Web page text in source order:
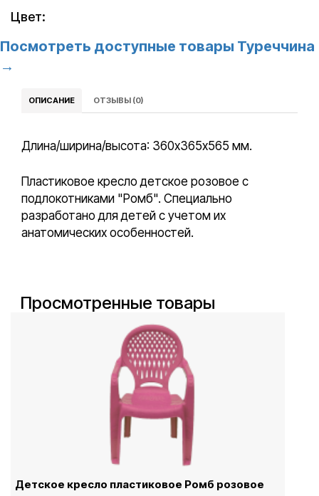
Цвет:
Посмотреть доступные товары Туреччина
→
ОПИСАНИЕ ОТЗЫВЫ (0)
Длина/ширина/высота: 360х365х565 мм.
Пластиковое кресло детское розовое с
подлокотниками "Ромб". Специально
разработано для детей с учетом их
анатомических особенностей.
Просмотренные товары
Детское кресло пластиковое Ромб розовое